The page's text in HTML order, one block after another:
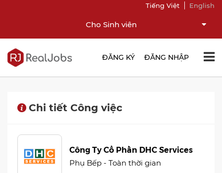
Cho Sinh viên
Tiếng Việt English
ĐĂNG KÝ ĐĂNG NHẬP
Chi tiết Công việc
Công Ty Cổ Phần DHC Services
Phụ Bếp - Toàn thời gian